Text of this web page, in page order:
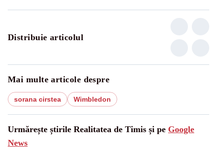
Distribuie articolul
Mai multe articole despre
sorana cirstea Wimbledon
Urmărește știrile Realitatea de Timis și pe Google
News